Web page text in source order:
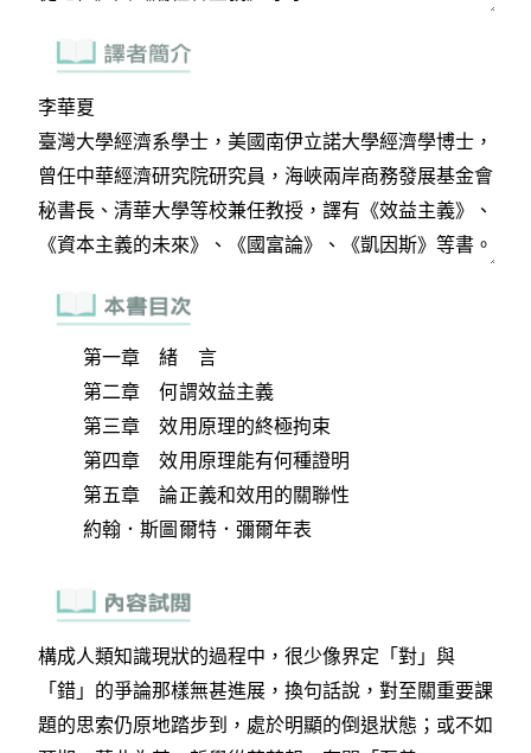
第一章 緒 言
第二章 何謂效益主義
第三章 效用原理的終極拘束
第四章 效用原理能有何種證明
第五章 論正義和效用的關聯性
約翰．斯圖爾特．彌爾年表